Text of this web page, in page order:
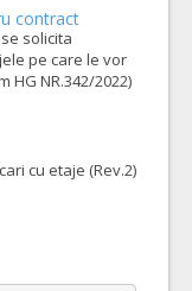
contract
solicita
pe care le vor
NR.342/2022)
cu etaje (Rev.2)